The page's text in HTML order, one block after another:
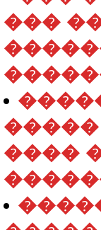
���
����